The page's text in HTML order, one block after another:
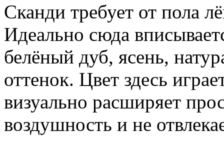
Сканди требует от пола
Идеально сюда
белёный дуб, ясень,
оттенок. Цвет здесь
визуально расширяет
воздушность и не